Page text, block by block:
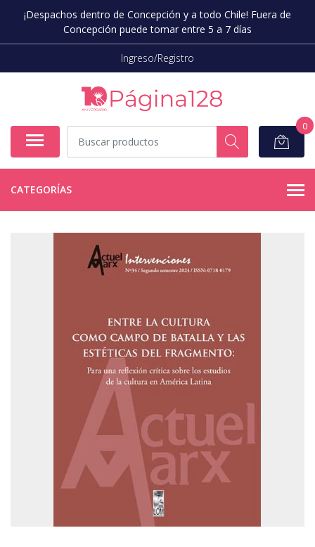
¡Despachos dentro de Concepción y a todo Chile! Fuera de
Concepción puede tomar entre 5 a 7 días
Ingreso/Registro
0
CATEGORÍAS